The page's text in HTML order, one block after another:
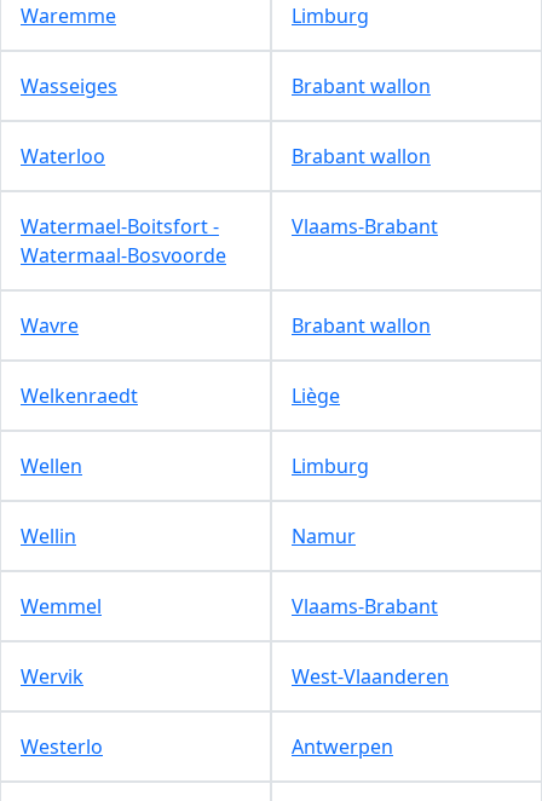
Waremme Limburg
Wasseiges Brabant wallon
Waterloo Brabant wallon
Watermael-Boitsfort -
Watermaal-Bosvoorde
Vlaams-Brabant
Wavre Brabant wallon
Welkenraedt Liège
Wellen Limburg
Wellin Namur
Wemmel Vlaams-Brabant
Wervik West-Vlaanderen
Westerlo Antwerpen